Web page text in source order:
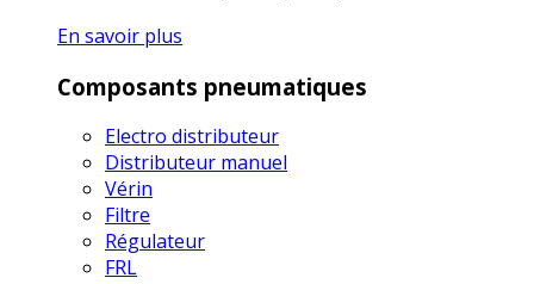
En savoir plus
Composants pneumatiques
Electro distributeur
Distributeur manuel
Vérin
Filtre
Régulateur
FRL